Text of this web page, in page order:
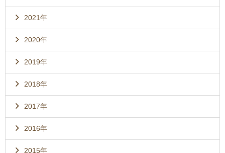
2021年
2020年
2019年
2018年
2017年
2016年
2015年